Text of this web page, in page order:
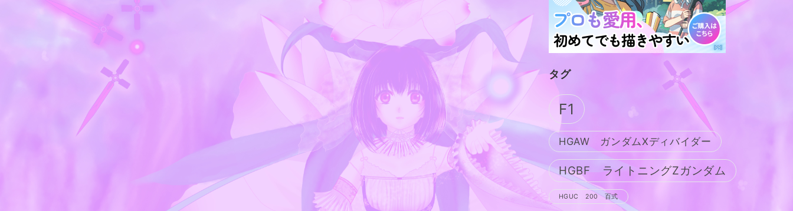
タグ
F1
HGAW ガンダムXディバイダー
HGBF ライトニングZガンダム
HGUC 200 百式